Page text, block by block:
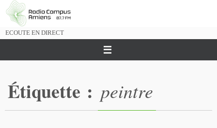
Passer
vers
ECOUTE EN DIRECT
Étiquette : peintre